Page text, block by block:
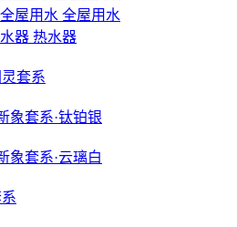
全屋用水
热水器
套系
象套系·钛铂银
象套系·云璃白